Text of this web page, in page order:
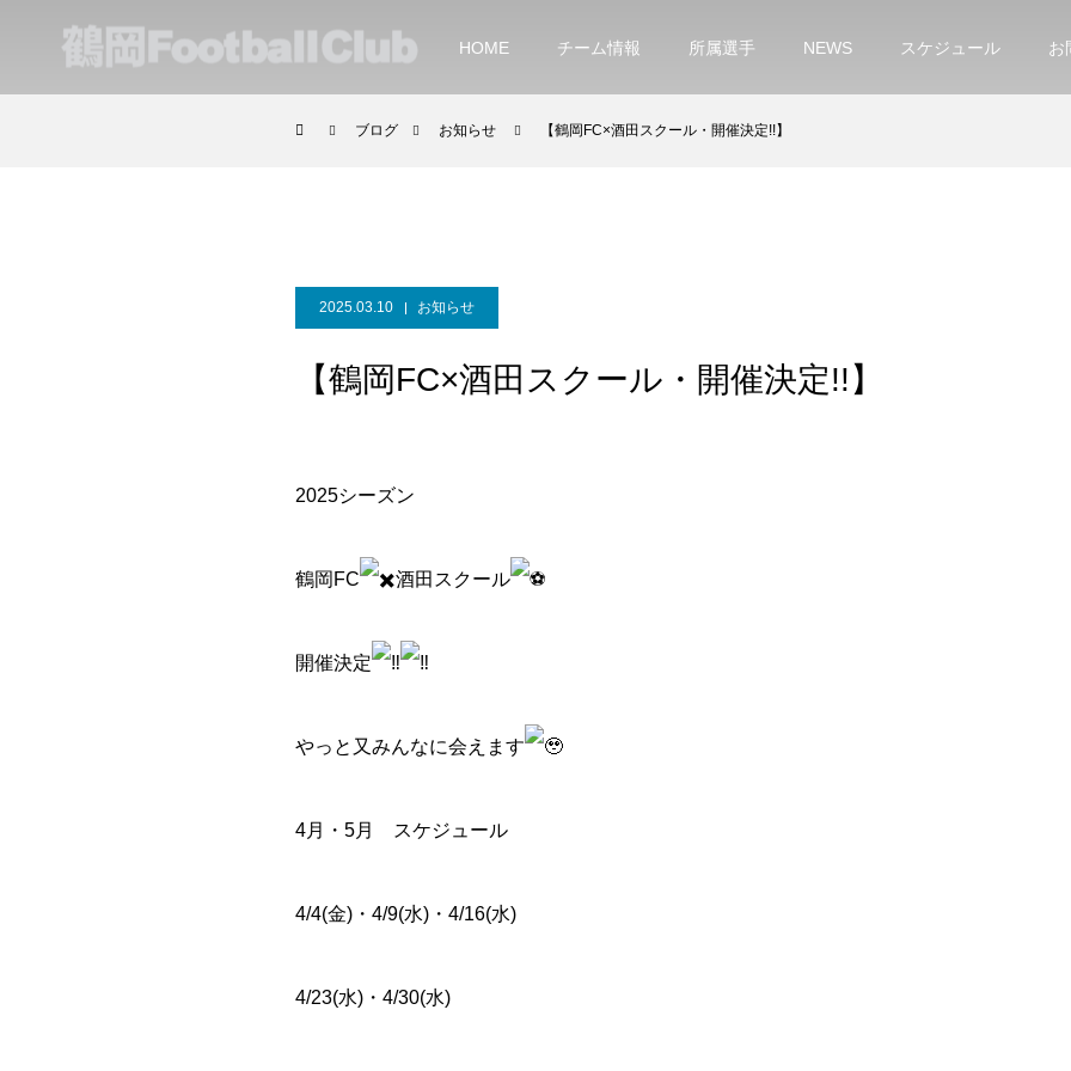
HOME チーム情報 所属選手 NEWS スケジュール お
ブログ お知らせ 【鶴岡FC×酒田スクール・開催決定!!】
2025.03.10 お知らせ
【鶴岡FC×酒田スクール・開催決定!!】
2025シーズン
鶴岡FC 酒田スクール
開催決定
やっと又みんなに会えます
4月・5月 スケジュール
4/4(金)・4/9(水)・4/16(水)
4/23(水)・4/30(水)